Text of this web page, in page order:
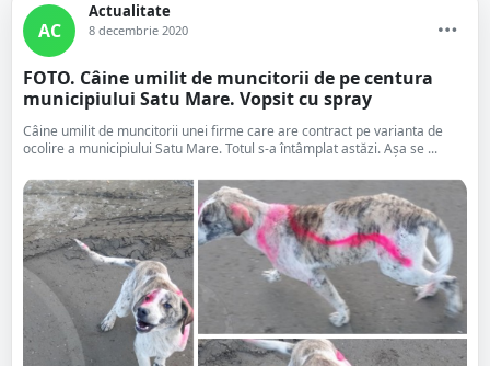
AC
Actualitate
8 decembrie 2020
FOTO. Câine umilit de muncitorii de pe centura
municipiului Satu Mare. Vopsit cu spray
Câine umilit de muncitorii unei firme care are contract pe varianta de
ocolire a municipiului Satu Mare. Totul s-a întâmplat astăzi. Așa se ...